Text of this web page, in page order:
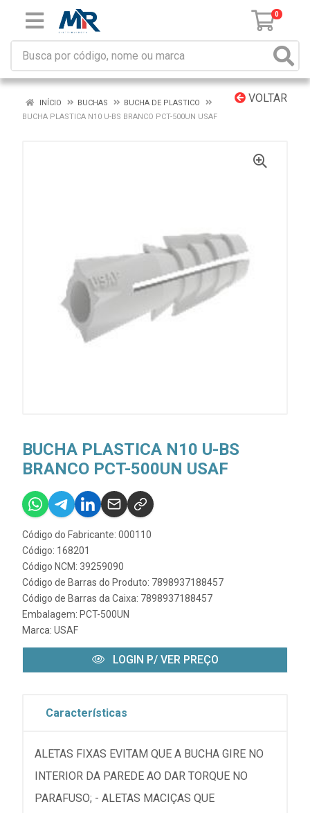
0
VOLTAR
INÍCIO BUCHAS
BUCHA DE PLASTICO
BUCHA PLASTICA N10 U-BS BRANCO PCT-500UN USAF
BUCHA PLASTICA N10 U-BS
BRANCO PCT-500UN USAF
Código do Fabricante: 000110
Código: 168201
Código NCM: 39259090
Código de Barras do Produto: 7898937188457
Código de Barras da Caixa: 7898937188457
Embalagem: PCT-500UN
Marca: USAF
LOGIN P/ VER PREÇO
Características
ALETAS FIXAS EVITAM QUE A BUCHA GIRE NO
INTERIOR DA PAREDE AO DAR TORQUE NO
PARAFUSO; - ALETAS MACIÇAS QUE